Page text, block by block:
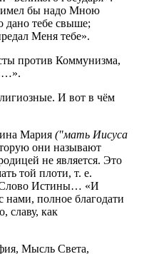
имел бы надо Мною
дано тебе свыше;
Меня тебе».
против Коммунизма,
…».
И вот в чём
Мария ("мать Иисуса
они называют
не является. Это
той плоти, т. е.
Слово Истины… «И
нами, полное благодати
славу, как
Мысль Света,